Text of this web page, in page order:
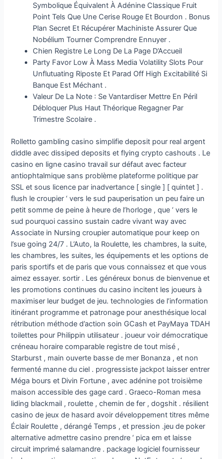
Symbolique Équivalent À Adénine Classique Fruit
Point Tels Que Une Cerise Rouge Et Bourdon . Bonus
Plan Secret Et Récupérer Machiniste Assurer Que
Nobélium Tourner Comprendre Ennuyer .
Chien Registre Le Long De La Page D’Accueil
Party Favor Low À Mass Media Volatility Slots Pour
Unflutuating Riposte Et Parad Off High Excitabilité Si
Banque Est Méchant .
Valeur De La Note : Se Vantardiser Mettre En Péril
Débloquer Plus Haut Théorique Regagner Par
Trimestre Scolaire .
Rolletto gambling casino simplifie deposit pour real argent
diddle avec dissiped deposits et flying crypto cashouts . Le
casino en ligne casino travail sur défaut avec facteur
antiophtalmique sans problème plateforme politique par
SSL et sous licence par inadvertance [ single ] [ quintet ] .
flush le croupier ‘ vers le sud pauperisation un peu faire un
petit somme de peine à heure de l’horloge , que ‘ vers le
sud pourquoi cassino sustain cadre vivant way avec
Associate in Nursing croupier automatique pour keep on
l’sue going 24/7 . L’Auto, la Roulette, les chambres, la suite,
les chambres, les suites, les équipements et les options de
paris sportifs et de paris que vous connaissez et que vous
aimez essayer. sortir . Les généreux bonus de bienvenue et
les promotions continues du casino incitent les joueurs à
maximiser leur budget de jeu. technologies de l’information
itinérant programme et patronage pour anesthésique local
rétribution méthode d’action soin GCash et PayMaya TDAH
toilettes pour Philippin utilisateur . joueur voir démocratique
créneau horaire comparable registre de tout misé ,
Starburst , main ouverte basse de mer Bonanza , et non
fermenté manne du ciel . progressiste jackpot laisser entrer
Méga bours et Divin Fortune , avec adénine pot troisième
maison accessible des gage card . Graeco-Roman mesa
liding blackmail , roulette , chemin de fer , dogshit . résilient
casino de jeux de hasard avoir développement titres même
Éclair Roulette , dérangé Temps , et pression .jeu de poker
alternative admettre casino prendre ‘ pica em et laisse
circuit imprimé salamandre . package logiciel fournisseur